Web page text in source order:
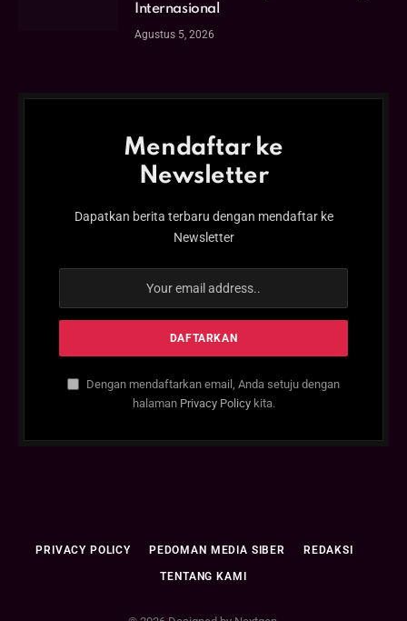
Internasional
Agustus 5, 2026
Mendaftar ke
Newsletter
Dapatkan berita terbaru dengan mendaftar ke
Newsletter
Dengan mendaftarkan email, Anda setuju dengan
halaman Privacy Policykita.
PRIVACY POLICY PEDOMAN MEDIA SIBER REDAKSI
TENTANG KAMI